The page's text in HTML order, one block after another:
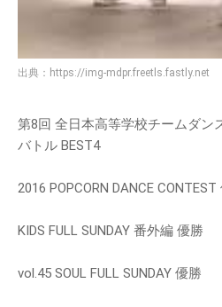
出典： https://img-mdpr.freetls.fastly.net
第8回 全日本高等学校チームダン
バトル BEST4
2016 POPCORN DANCE CONTEST
KIDS FULL SUNDAY 番外編 優勝
vol.45 SOUL FULL SUNDAY 優勝